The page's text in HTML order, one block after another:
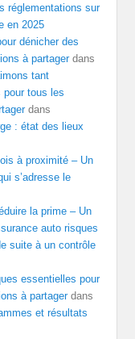
réglementations sur
en 2025
dénicher des
à partagerdans
tant
pour tous les
dans
: état des lieux
à proximité – Un
s’adresse le
la prime – Un
auto risques
suite à un contrôle
essentielles pour
à partagerdans
et résultats